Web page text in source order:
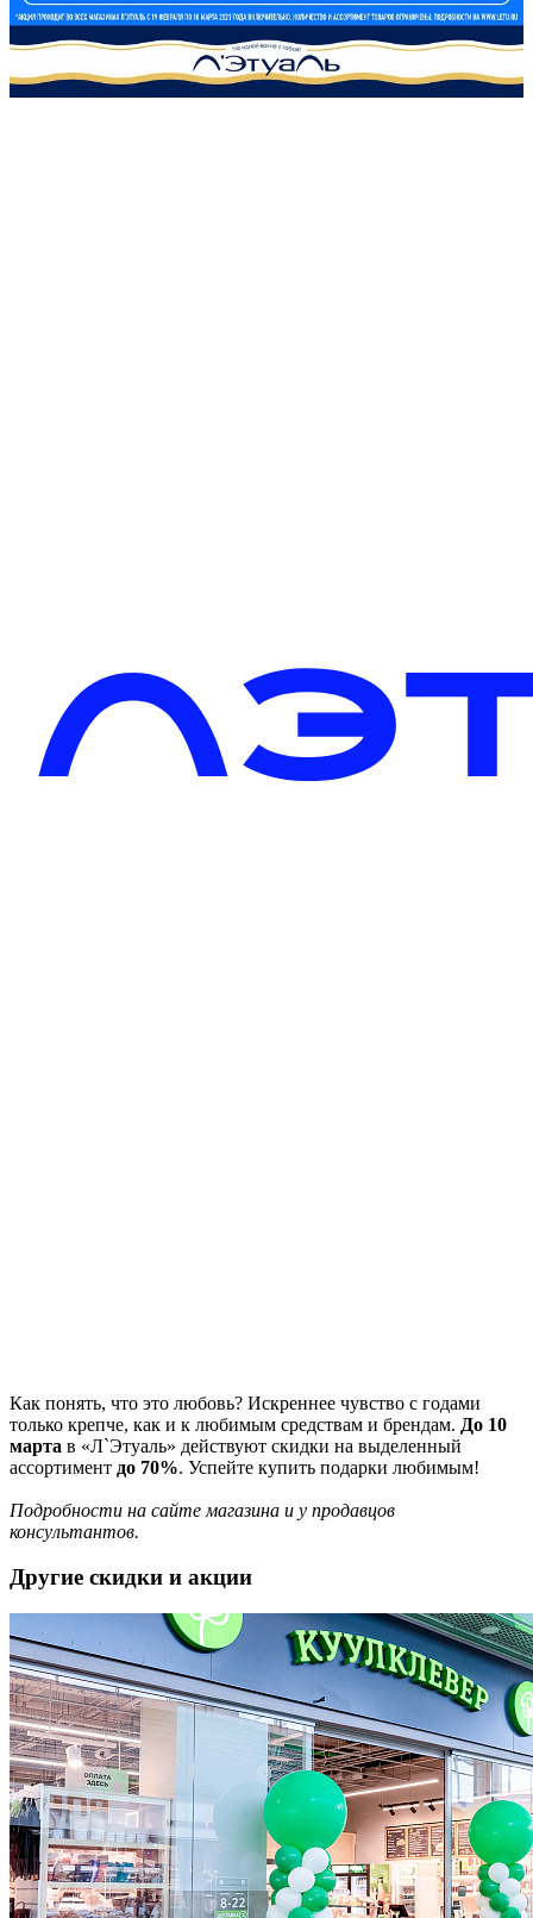
Как понять, что это любовь? Искреннее чувство с годами
только крепче, как и к любимым средствам и брендам. До 10
марта в «Л`Этуаль» действуют скидки на выделенный
ассортимент до 70%. Успейте купить подарки любимым!
Подробности на сайте магазина и у продавцов
консультантов.
Другие скидки и акции